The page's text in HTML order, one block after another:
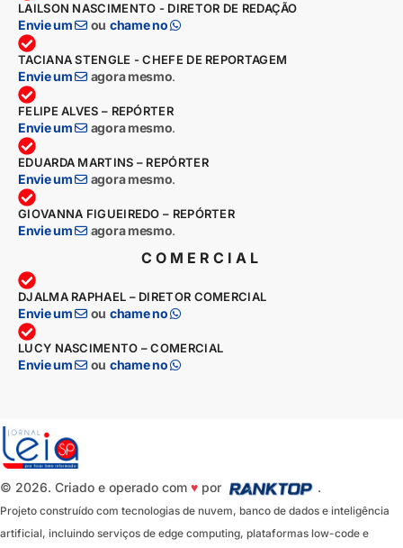
LAILSON NASCIMENTO - DIRETOR DE REDAÇÃO
Envie um ou chame no
TACIANA STENGLE - CHEFE DE REPORTAGEM
Envie um agora mesmo.
FELIPE ALVES – REPÓRTER
Envie um agora mesmo.
EDUARDA MARTINS – REPÓRTER
Envie um agora mesmo.
GIOVANNA FIGUEIREDO – REPÓRTER
Envie um agora mesmo.
COMERCIAL
DJALMA RAPHAEL – DIRETOR COMERCIAL
Envie um ou chame no
LUCY NASCIMENTO – COMERCIAL
Envie um ou chame no
© 2026. Criado e operado com ♥ por .
Projeto construído com tecnologias de nuvem, banco de dados e inteligência
artificial, incluindo serviços de edge computing, plataformas low-code e